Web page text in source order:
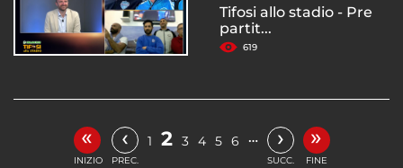
Tifosi allo stadio - Pre
partit...
619
«
INIZIO
‹
PREC.
1 2 3 4 5 6 … ›
SUCC.
»
FINE